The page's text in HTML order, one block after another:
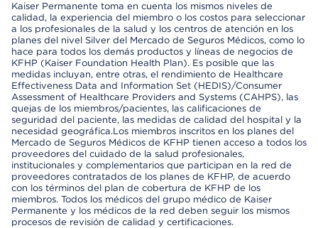
Kaiser Permanente toma en cuenta los mismos niveles de
calidad, la experiencia del miembro o los costos para seleccionar
a los profesionales de la salud y los centros de atención en los
planes del nivel Silver del Mercado de Seguros Médicos, como lo
hace para todos los demás productos y líneas de negocios de
KFHP (Kaiser Foundation Health Plan). Es posible que las
medidas incluyan, entre otras, el rendimiento de Healthcare
Effectiveness Data and Information Set (HEDIS)/Consumer
Assessment of Healthcare Providers and Systems (CAHPS), las
quejas de los miembros/pacientes, las calificaciones de
seguridad del paciente, las medidas de calidad del hospital y la
necesidad geográfica.Los miembros inscritos en los planes del
Mercado de Seguros Médicos de KFHP tienen acceso a todos los
proveedores del cuidado de la salud profesionales,
institucionales y complementarios que participan en la red de
proveedores contratados de los planes de KFHP, de acuerdo
con los términos del plan de cobertura de KFHP de los
miembros. Todos los médicos del grupo médico de Kaiser
Permanente y los médicos de la red deben seguir los mismos
procesos de revisión de calidad y certificaciones.